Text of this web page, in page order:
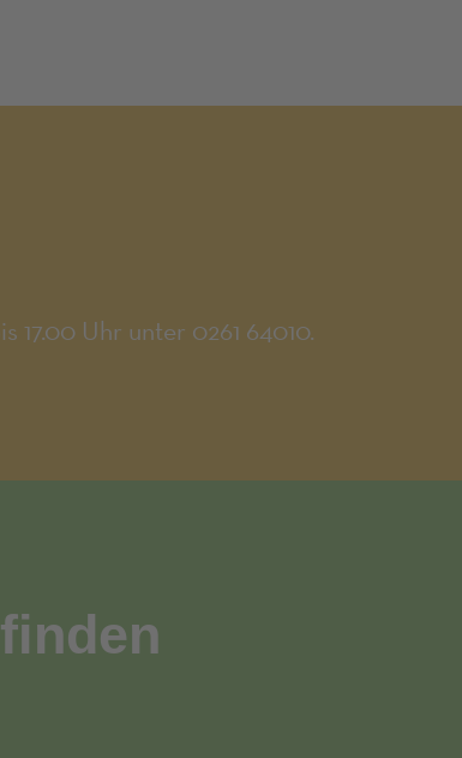
17.00 Uhr unter 0261 64010.